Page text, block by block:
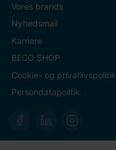
Vores brands
Nyhedsmail
Karriere
BECO SHOP
Cookie- og privatlivspolitik
Persondatapolitik